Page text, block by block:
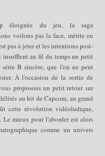
éloignée du jeu, la saga
voilons pas la face, mérite en
pas à jeter et les intentions post-
insufflent au fil du temps un petit
B sincère, que l'on ne peut
À l'occasion de la sortie de
proposons un petit retour sur
au hit deCapcom, au grand
cette révolution vidéoludique,
Le mieux pour l'aborder est alors
comme un univers